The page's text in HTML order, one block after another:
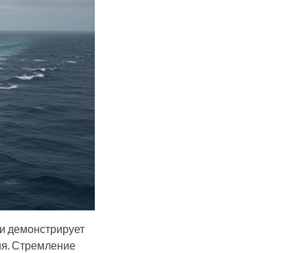
демонстрирует
Стремление